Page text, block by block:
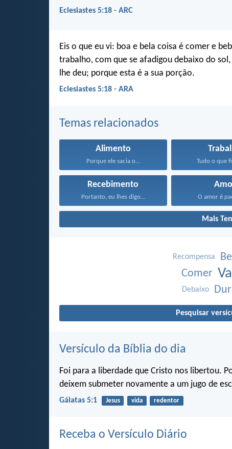
Eclesiastes 5:18 - ARC
Eis o que eu vi: boa e bela coisa é comer e
trabalho, com que se afadigou debaixo do
lhe deu; porque esta é a sua porção.
Eclesiastes 5:18 - ARA
Temas relacionados
Alimento
Porque ele sacia o... Tudo o que
Recebimento
Portanto, eu lhes digo... O amor é
Mais
Recompensa
Comer
Debaixo
Pesquisar
Versículo da Bíblia do dia
Foi para a liberdade que Cristo nos libertou.
deixem submeter novamente a um jugo de
Gálatas 5:1 Jesus vida redentor
Receba o Versículo Diário